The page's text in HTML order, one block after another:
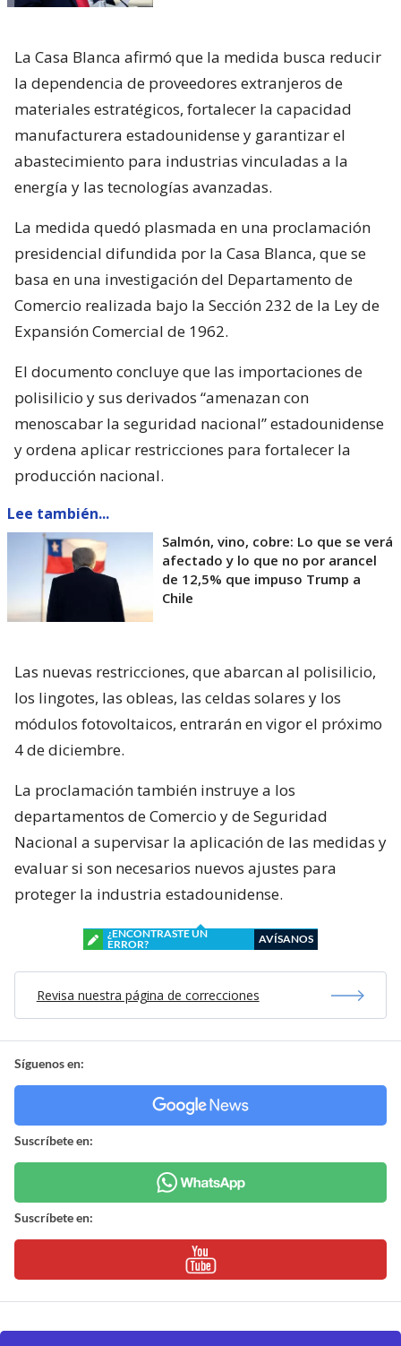
La Casa Blanca afirmó que la medida busca reducir
la dependencia de proveedores extranjeros de
materiales estratégicos, fortalecer la capacidad
manufacturera estadounidense y garantizar el
abastecimiento para industrias vinculadas a la
energía y las tecnologías avanzadas.
La medida quedó plasmada en una proclamación
presidencial difundida por la Casa Blanca, que se
basa en una investigación del Departamento de
Comercio realizada bajo la Sección 232 de la Ley de
Expansión Comercial de 1962.
El documento concluye que las importaciones de
polisilicio y sus derivados “amenazan con
menoscabar la seguridad nacional” estadounidense
y ordena aplicar restricciones para fortalecer la
producción nacional.
Lee también...
Salmón, vino, cobre: Lo que se verá
afectado y lo que no por arancel
de 12,5% que impuso Trump a
Chile
Las nuevas restricciones, que abarcan al polisilicio,
los lingotes, las obleas, las celdas solares y los
módulos fotovoltaicos, entrarán en vigor el próximo
4 de diciembre.
La proclamación también instruye a los
departamentos de Comercio y de Seguridad
Nacional a supervisar la aplicación de las medidas y
evaluar si son necesarios nuevos ajustes para
proteger la industria estadounidense.
¿ENCONTRASTE UN
ERROR?
AVÍSANOS
Revisa nuestra página de correcciones
Síguenos en:
Suscríbete en:
Suscríbete en: